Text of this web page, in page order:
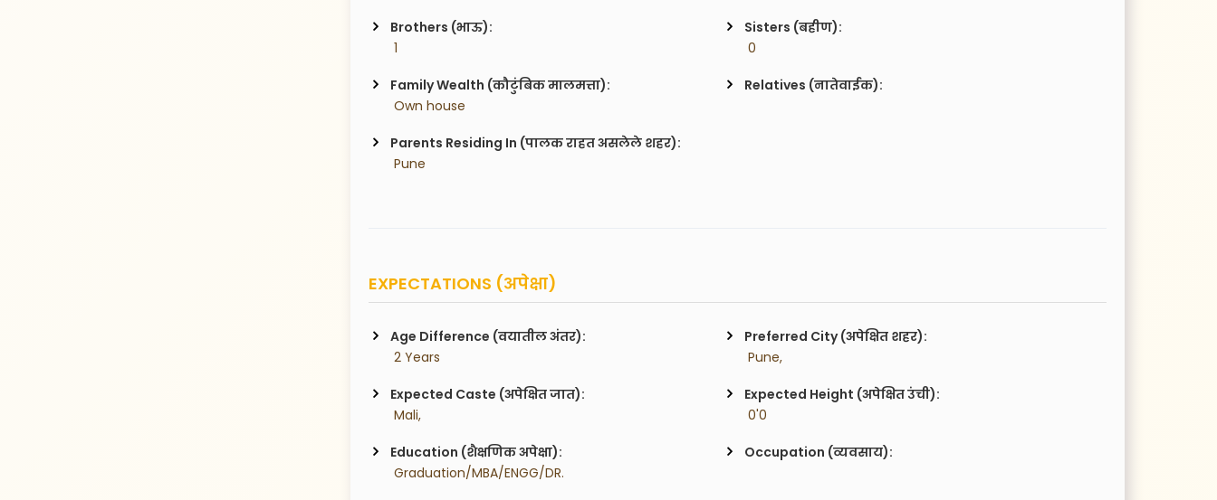
Brothers (भाऊ):
1
Sisters (बहीण):
0
Family Wealth (कौटुंबिक मालमत्ता):
Own house
Relatives (नातेवाईक):
Parents Residing In (पालक राहत असलेले शहर):
Pune
EXPECTATIONS (अपेक्षा)
Age Difference (वयातील अंतर):
2 Years
Preferred City (अपेक्षित शहर):
Pune,
Expected Caste (अपेक्षित जात):
Mali,
Expected Height (अपेक्षित उंची):
0'0
Education (शैक्षणिक अपेक्षा):
Graduation/MBA/ENGG/DR.
Occupation (व्यवसाय):